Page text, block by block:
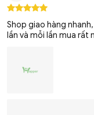
Shop giao hàng
lần và mỗi lần mua rất